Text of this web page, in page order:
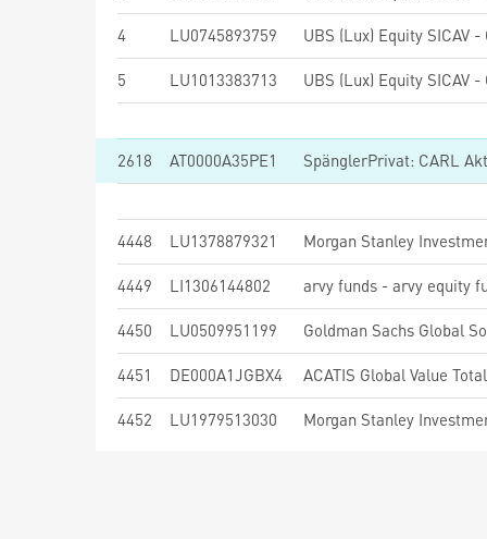
4 LU0745893759
5 LU1013383713
2618 AT0000A35PE1 SpänglerPrivat: CARL
4448 LU1378879321
4449 LI1306144802 arvy funds - arvy equity
4450 LU0509951199
4451 DE000A1JGBX4 ACATIS Global Value
4452 LU1979513030